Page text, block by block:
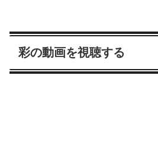
彩の動画を視聴する